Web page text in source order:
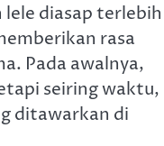
lele diasap terlebih
rasa
Pada awalnya,
seiring waktu,
ditawarkan di